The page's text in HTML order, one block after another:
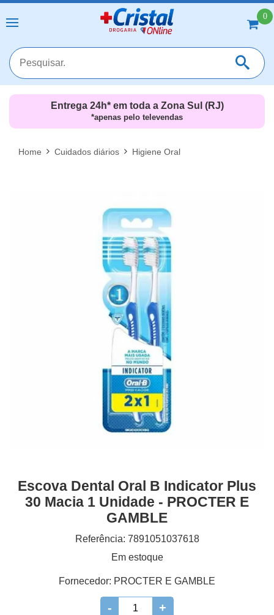
0
MAIS RESULTADOS
Entrega 24h* em toda a Zona Sul (RJ)
*apenas pelo televendas
Home Cuidados diários Higiene Oral
Escova Dental Oral B Indicator Plus
30 Macia 1 Unidade - PROCTER E
GAMBLE
Referência: 7891051037618
Em estoque
Fornecedor: PROCTER E GAMBLE
- +